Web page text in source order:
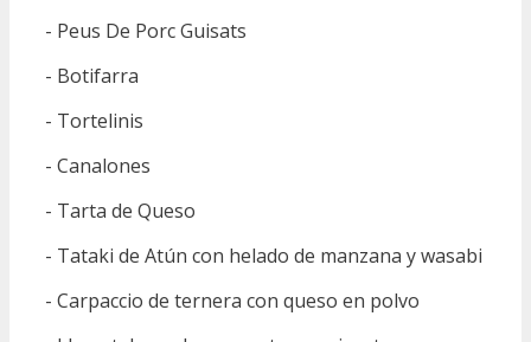
- Peus De Porc Guisats
- Botifarra
- Tortelinis
- Canalones
- Tarta de Queso
- Tataki de Atún con helado de manzana y wasabi
- Carpaccio de ternera con queso en polvo